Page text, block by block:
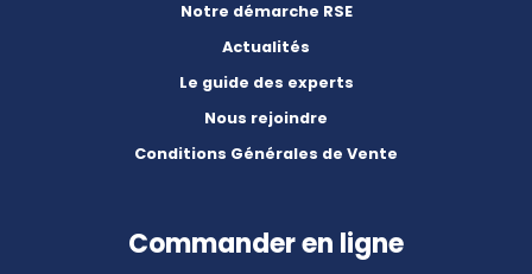
Notre démarche RSE
Actualités
Le guide des experts
Nous rejoindre
Conditions Générales de Vente
Commander en ligne